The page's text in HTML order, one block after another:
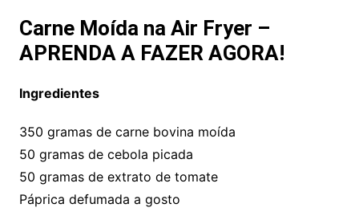
Carne Moída na Air Fryer –
APRENDA A FAZER AGORA!
Ingredientes
350 gramas de carne bovina moída
50 gramas de cebola picada
50 gramas de extrato de tomate
Páprica defumada a gosto